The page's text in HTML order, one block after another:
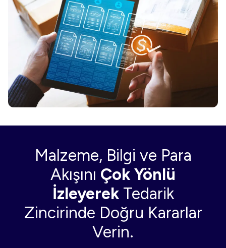
Malzeme, Bilgi ve Para
Akışını Çok Yönlü
İzleyerekTedarik
Zincirinde Doğru Kararlar
Verin.